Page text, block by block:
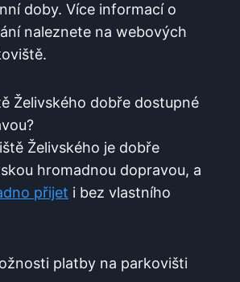
doby. Více informací o
naleznete na webových
Želivského dobře​ dostupné
⁣Želivského ⁣je dobře
hromadnou dopravou,⁤ a‍
přijet i bez‍ vlastního
​platby na parkovišti